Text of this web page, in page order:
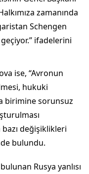
zamanında
Schengen
ifadelerini
ise, “Avronun
hukuki
birimine sorunsuz
değişiklikleri
bulundu.
Rusya yanlısı